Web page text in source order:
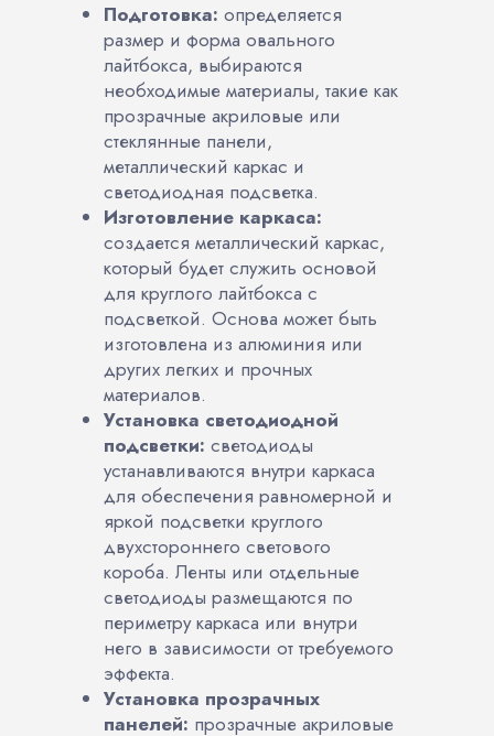
Подготовка: определяется
размер и форма овального
лайтбокса, выбираются
необходимые материалы, такие как
прозрачные акриловые или
стеклянные панели,
металлический каркас и
светодиодная подсветка.
Изготовление каркаса:
создается металлический каркас,
который будет служить основой
для круглого лайтбокса с
подсветкой. Основа может быть
изготовлена из алюминия или
других легких и прочных
материалов.
Установка светодиодной
подсветки: светодиоды
устанавливаются внутри каркаса
для обеспечения равномерной и
яркой подсветки круглого
двухстороннего светового
короба. Ленты или отдельные
светодиоды размещаются по
периметру каркаса или внутри
него в зависимости от требуемого
эффекта.
Установка прозрачных
панелей: прозрачные акриловые